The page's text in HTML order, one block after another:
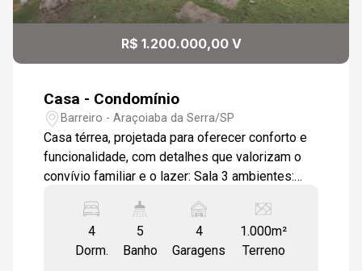
R$ 1.200.000,00 V
Casa - Condomínio
Barreiro - Araçoiaba da Serra/SP
Casa térrea, projetada para oferecer conforto e
funcionalidade, com detalhes que valorizam o
convívio familiar e o lazer: Sala 3 ambientes:
ambiente acolhedor para receber visitas e
desfrutar de momentos em família. Lavabo:
Conveniente para o uso diário e para visitantes.
4
Dorm.
5
Banho
4
Garagens
1.000m²
Terreno